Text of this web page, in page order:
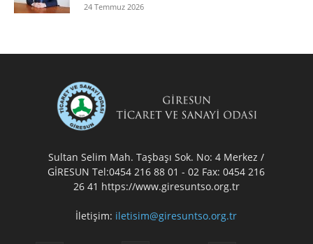
24 Temmuz 2026
Sultan Selim Mah. Taşbaşı Sok. No: 4 Merkez /
GİRESUN Tel:0454 216 88 01 - 02 Fax: 0454 216
26 41 https://www.giresuntso.org.tr
İletişim: iletisim@giresuntso.org.tr